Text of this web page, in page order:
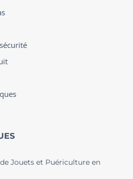
Jouets et Puériculture en